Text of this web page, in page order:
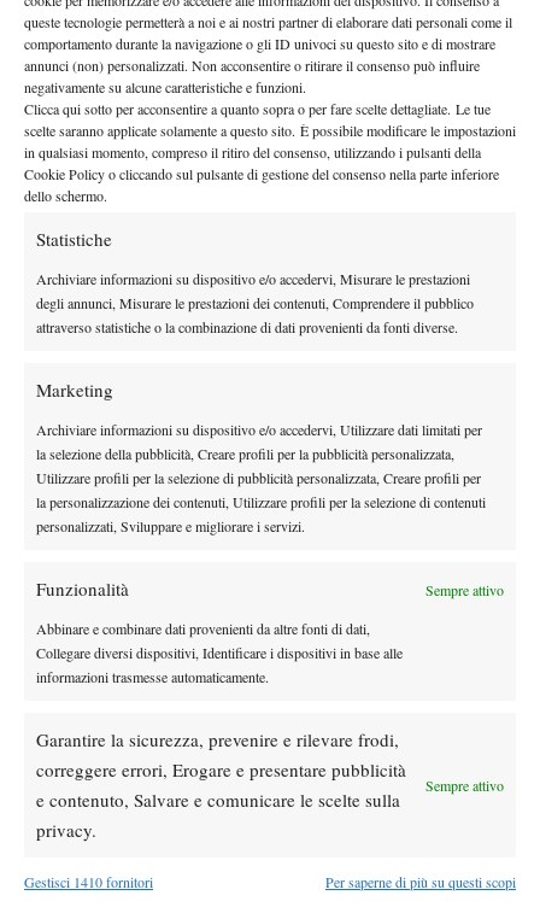
queste tecnologie permetterà a noi e ai nostri partner di elaborare dati personali come il
comportamento durante la navigazione o gli ID univoci su questo sito e di mostrare
annunci (non) personalizzati. Non acconsentire o ritirare il consenso può influire
negativamente su alcune caratteristiche e funzioni.
Clicca qui sotto per acconsentire a quanto sopra o per fare scelte dettagliate. Le tue
scelte saranno applicate solamente a questo sito. È possibile modificare le impostazioni
in qualsiasi momento, compreso il ritiro del consenso, utilizzando i pulsanti della
Cookie Policy o cliccando sul pulsante di gestione del consenso nella parte inferiore
dello schermo.
Statistiche
Archiviare informazioni su dispositivo e/o accedervi, Misurare le prestazioni
degli annunci, Misurare le prestazioni dei contenuti, Comprendere il pubblico
attraverso statistiche o la combinazione di dati provenienti da fonti diverse.
Marketing
Archiviare informazioni su dispositivo e/o accedervi, Utilizzare dati limitati per
la selezione della pubblicità, Creare profili per la pubblicità personalizzata,
Utilizzare profili per la selezione di pubblicità personalizzata, Creare profili per
la personalizzazione dei contenuti, Utilizzare profili per la selezione di contenuti
personalizzati, Sviluppare e migliorare i servizi.
Funzionalità Sempre attivo
Abbinare e combinare dati provenienti da altre fonti di dati,
Collegare diversi dispositivi, Identificare i dispositivi in base alle
informazioni trasmesse automaticamente.
Garantire la sicurezza, prevenire e rilevare frodi,
correggere errori, Erogare e presentare pubblicità
e contenuto, Salvare e comunicare le scelte sulla
privacy.
Sempre attivo
Gestisci 1410 fornitori Per saperne di più su questi scopi
scommesse rimborsa gli esiti (Swiatek perdente, Li vincente). Il
consiglio, però, è di controllare il regolamento del sito di betting
sul quale avete piazzato la giocata. Verranno pagate
regolarmente le quote relative al primo parziale, che si è
concluso. Le quote che invece saranno rimborsate interessano il
set betting. Infine, quelle sugli under e over games verranno
Atp News
Jodar dopo la finale di Washington: “Mi sono
fatto un po’ male al polso, spero non sia
niente di grave”
Eala sul trionfo di Washington: “Ho finito
lavorare su me stessa”
Atp News
subito out, Baez passa al secondo turno
Atp News